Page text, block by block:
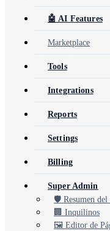
Security
Concord CRM
📊
Assets,
🤖 AI Features
Marketplace
Tools
Integrations
Reports
Settings
Billing
Super Admin
🛡️ Resumen
🏢 Inquilinos
🖼️ Editor de